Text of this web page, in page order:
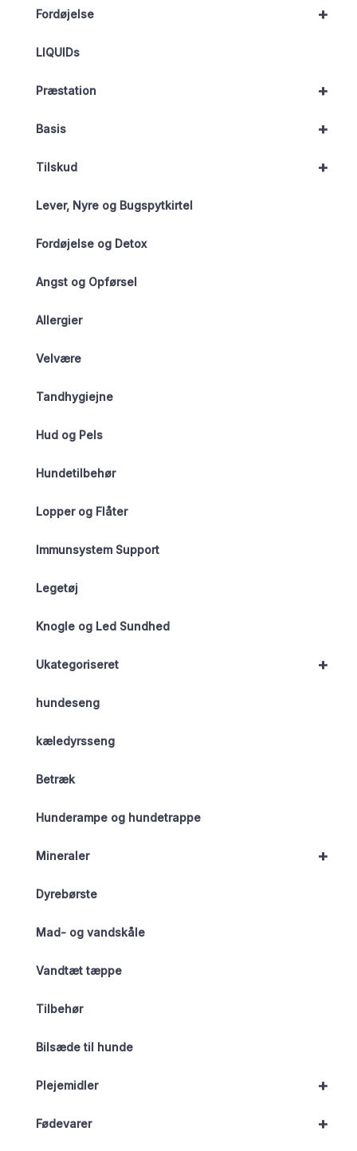
+
Fordøjelse
LIQUIDs
+
Præstation
+
Basis
+
Tilskud
Lever, Nyre og Bugspytkirtel
Fordøjelse og Detox
Angst og Opførsel
Allergier
Velvære
Tandhygiejne
Hud og Pels
Hundetilbehør
Lopper og Flåter
Immunsystem Support
Legetøj
Knogle og Led Sundhed
+
Ukategoriseret
hundeseng
kæledyrsseng
Betræk
Hunderampe og hundetrappe
+
Mineraler
Dyrebørste
Mad- og vandskåle
Vandtæt tæppe
Tilbehør
Bilsæde til hunde
+
Plejemidler
+
Fødevarer